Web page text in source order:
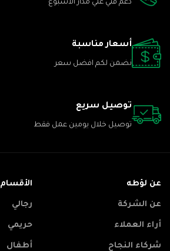
دعم فني علي مدار الأسبوع
أسعار مناسبة
نضمن لكم افضل سعر
توصيل سريع
توصيل خلال يومين عمل فقط
عن لؤطه
عن الشركة
أراء العملاء
شركاء النجاح
الأقسام
رجالي
حريمي
أطفال